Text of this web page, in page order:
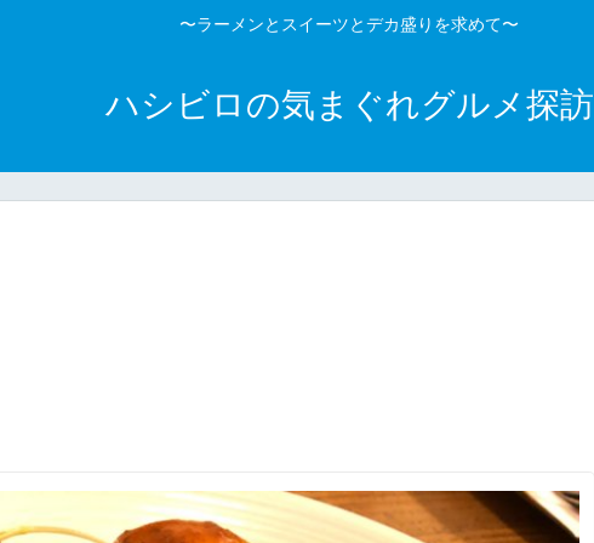
〜ラーメンとスイーツとデカ盛りを求めて〜
ハシビロの気まぐれグルメ探訪